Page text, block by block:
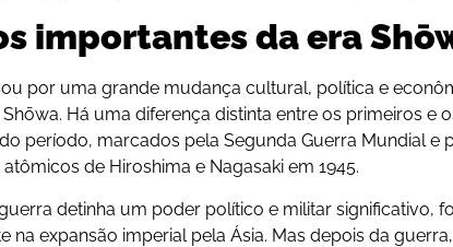
importantes da era
por uma grande mudança cultural, política e
Há uma diferença distinta entre os primeiros e
período, marcados pela Segunda Guerra Mundial e
de Hiroshima e Nagasaki em 1945.
detinha um poder político e militar significativo,
na expansão imperial pela Ásia. Mas depois da